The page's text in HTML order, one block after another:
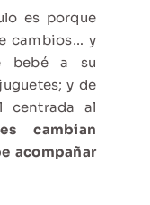
es porque
cambios… y
bebé a su
y de
centrada al
cambian
acompañar